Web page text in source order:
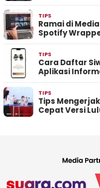
TIPS
Ramai di
Spotify
TIPS
Cara Daftar
Aplikasi
TIPS
Tips
Cepat Versi